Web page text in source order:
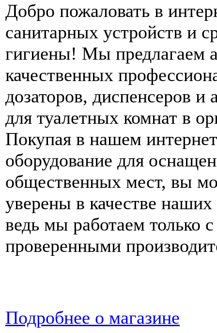
Добро пожаловать в
санитарных устройств и
гигиены! Мы предлагаем
качественных
дозаторов, диспенсеров и
для туалетных комнат в
Покупая в нашем
оборудование для
общественных мест, вы
уверены в качестве наших
ведь мы работаем только с
проверенными
Подробнее о магазине